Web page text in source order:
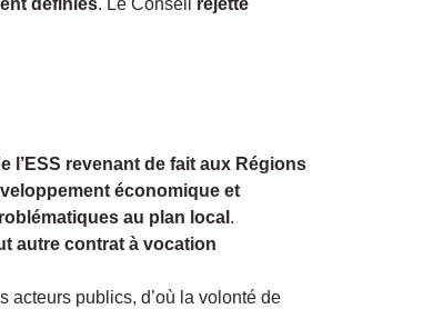
définies. Le Conseil rejette
l’ESS revenant de fait aux Régions
économique et
au plan local .
autre contrat à vocation
acteurs publics, d’où la volonté de